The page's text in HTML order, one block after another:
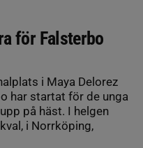
för Falsterbo
i Maya Delorez
har startat för de unga
på häst. I helgen
i Norrköping,